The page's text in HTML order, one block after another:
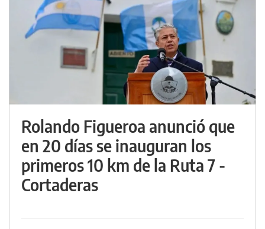
Rolando Figueroa anunció que
en 20 días se inauguran los
primeros 10 km de la Ruta 7 -
Cortaderas